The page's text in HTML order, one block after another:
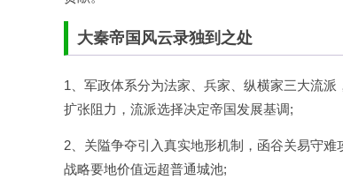
大秦帝国风云录独到之处
1、军政体系分为法家、兵家、纵横家三大流
扩张阻力，流派选择决定帝国发展基调;
2、关隘争夺引入真实地形机制，函谷关易守
战略要地价值远超普通城池;